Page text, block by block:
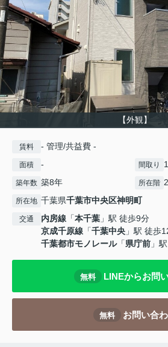
【外観】
賃料 - 管理/共益費 -
面積 - 間取り
築年数 築8年 所在階
所在地 千葉県千葉市中央区神明町
交通 内房線 「本千葉 」駅 徒歩9分
京成千原線 「千葉中央 」駅 徒歩
千葉都市モノレール「県庁前 」
無料 LINEからお問
無料 お問い合